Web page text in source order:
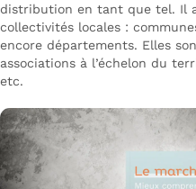
distribution en tant que tel. Il
collectivités locales :
encore départements. Elles
associations à l’échelon du
etc.